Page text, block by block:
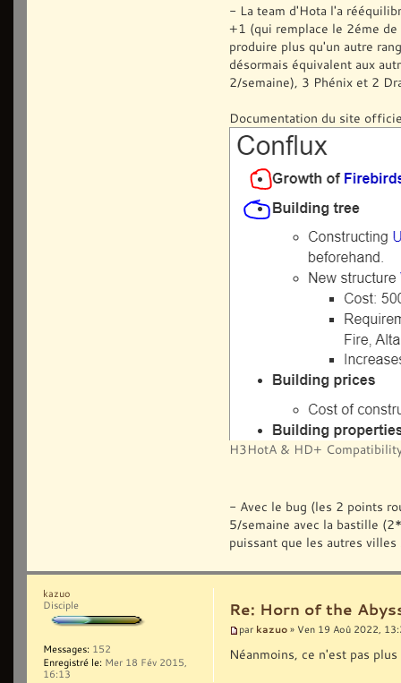
- La team d'Hota l'a
+1 (qui remplace le 2éme
produire plus qu'un autre
désormais équivalent aux
2/semaine), 3 Phénix et 2
Documentation du site
H3HotA & HD+
- Avec le bug (les 2 points
5/semaine avec la bastille
puissant que les autres
Re: Horn of the
par kazuo » Ven 19 Aoû 2022,
Néanmoins, ce n'est pas
kazuo
Disciple
Messages: 152
Enregistré le: Mer 18 Fév 2015,
16:13